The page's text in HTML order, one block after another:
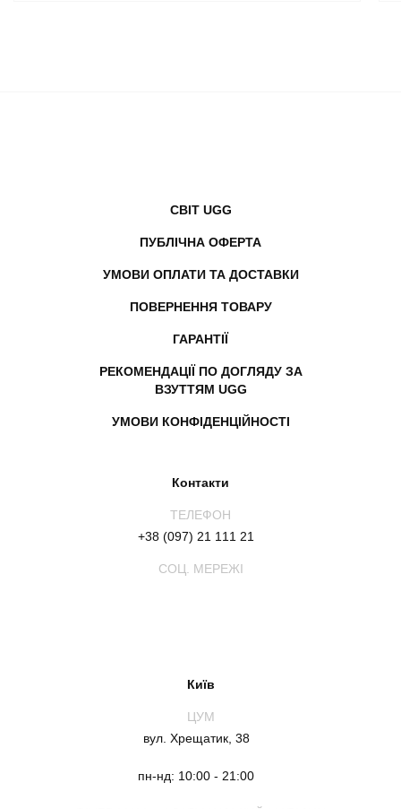
СВІТ UGG
ПУБЛІЧНА ОФЕРТА
УМОВИ ОПЛАТИ ТА ДОСТАВКИ
ПОВЕРНЕННЯ ТОВАРУ
ГАРАНТІЇ
РЕКОМЕНДАЦІЇ ПО ДОГЛЯДУ ЗА
ВЗУТТЯМ UGG
УМОВИ КОНФІДЕНЦІЙНОСТІ
Контакти
ТЕЛЕФОН
+38 (097) 21 111 21
СОЦ. МЕРЕЖІ
Київ
ЦУМ
вул. Хрещатик, 38
пн-нд: 10:00 - 21:00